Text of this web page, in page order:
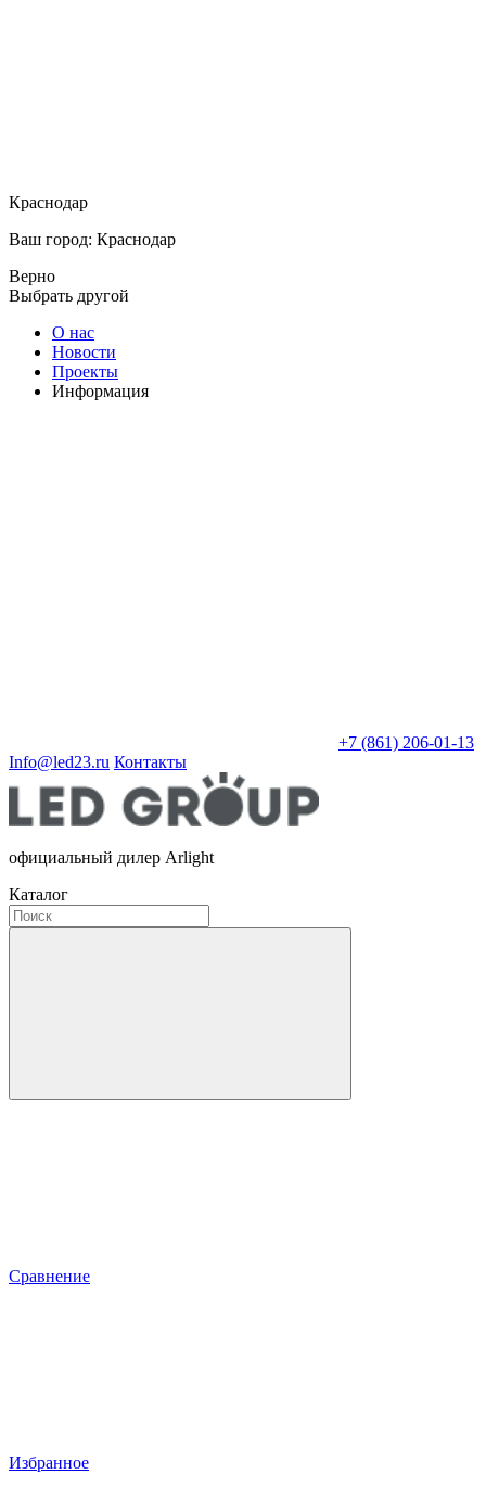
Краснодар
Ваш город: Краснодар
Верно
Выбрать другой
О нас
Новости
Проекты
Информация
+7 (861) 206-01-13
Info@led23.ru Контакты
официальный дилер Arlight
Каталог
Сравнение
Избранное